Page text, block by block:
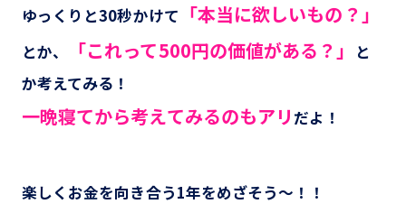
ゆっくりと30秒かけて 「本当に欲しいもの？」
とか、 「これって500円の価値がある？」
と
か考えてみる！
一晩寝てから考えてみるのもアリ だよ！
楽しくお金を向き合う1年をめざそう～！！